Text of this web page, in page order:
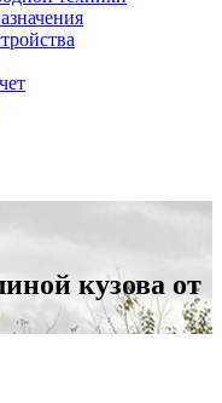
кузова от